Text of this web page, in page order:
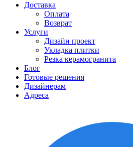
Доставка
Оплата
Возврат
Услуги
Дизайн проект
Укладка плитки
Резка керамогранита
Блог
Готовые решения
Дизайнерам
Адреса